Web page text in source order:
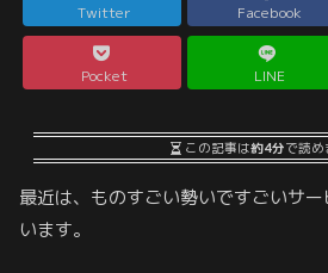
Twitter Facebook
Pocket LINE
この記事は約4分で読め
最近は、ものすごい勢いですごいサ
います。